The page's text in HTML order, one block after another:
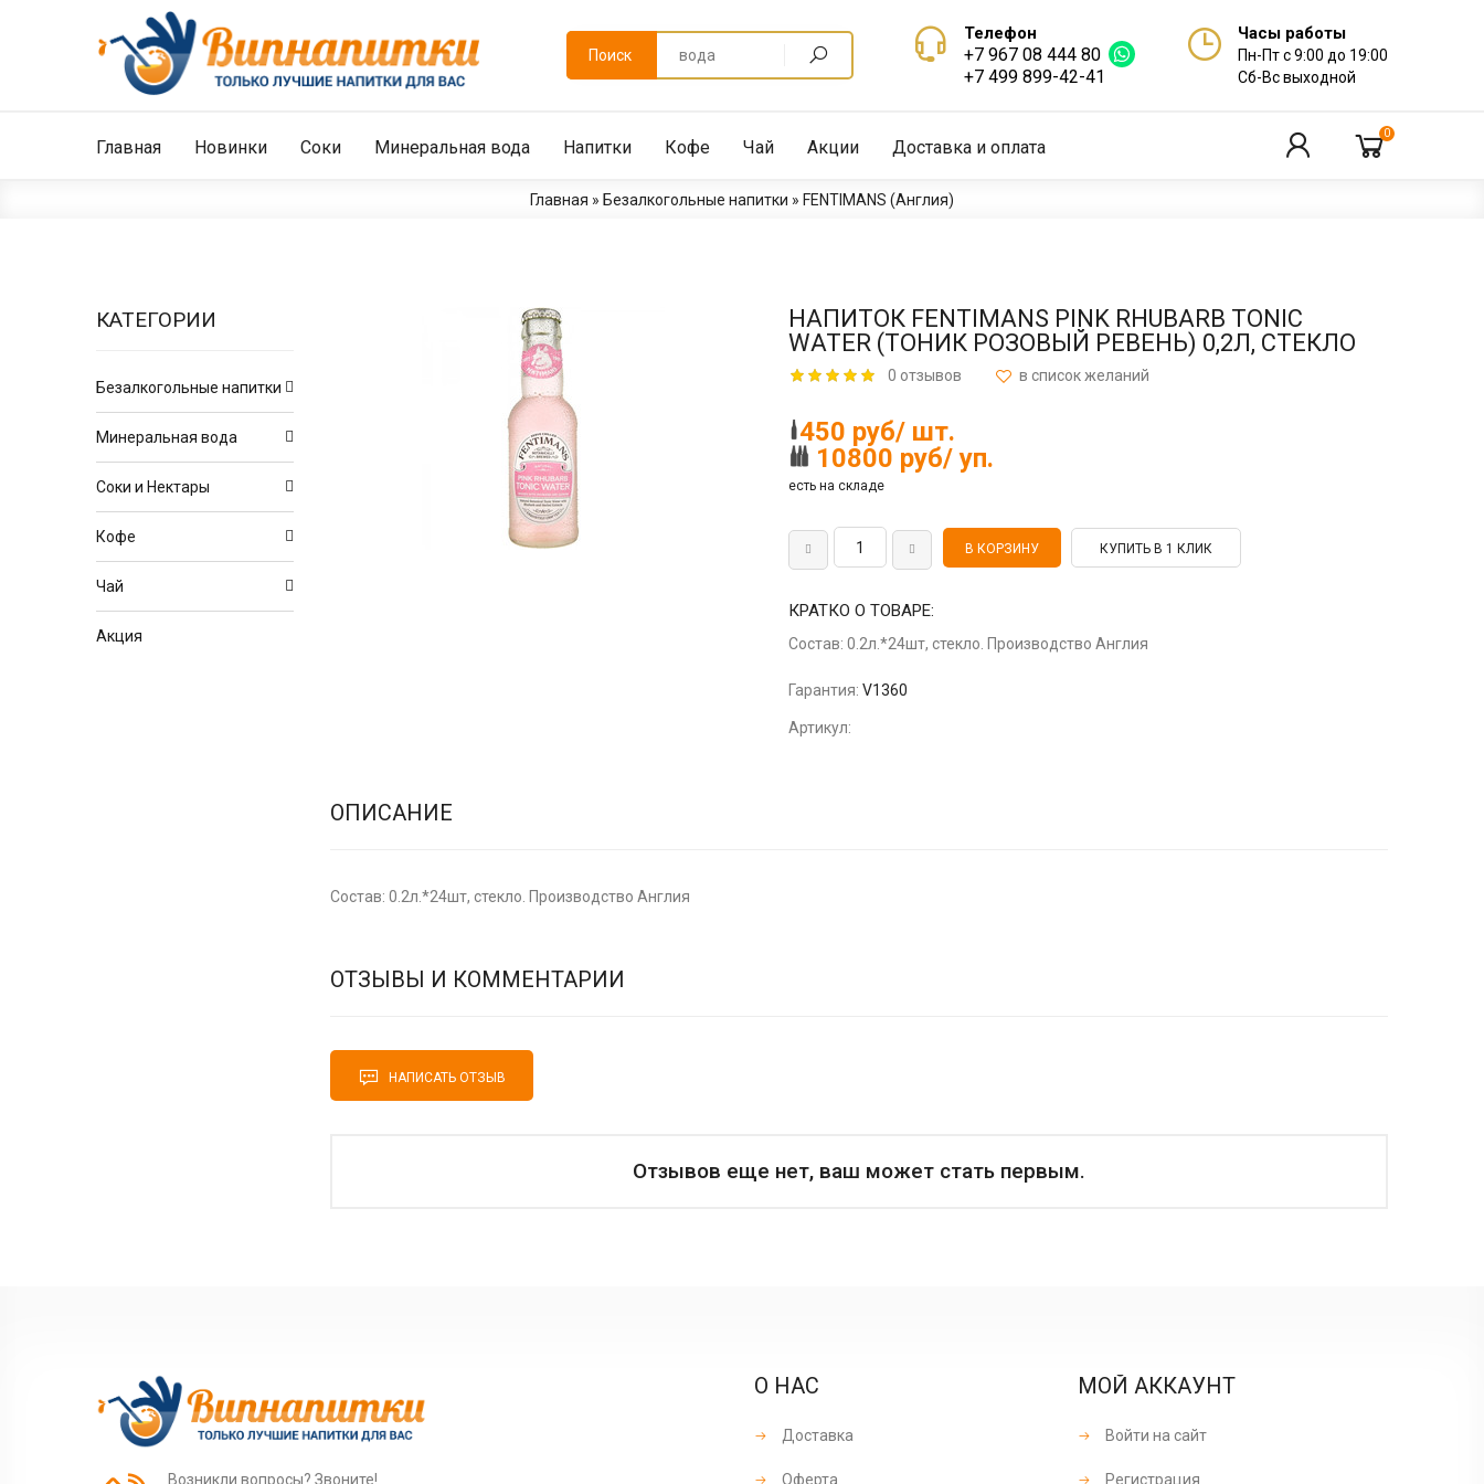
Телефон
+7 967 08 444 80
+7 499 899-42-41
Часы работы
Пн-Пт с 9:00 до 19:00
Сб-Вс выходной
Поиск
Главная Новинки Соки Минеральная вода Напитки Кофе Чай Акции Доставка и оплата
0
Главная » Безалкогольные напитки » FENTIMANS (Англия)
НАПИТОК FENTIMANS PINK RHUBARB TONIC
WATER (ТОНИК РОЗОВЫЙ РЕВЕНЬ) 0,2Л, СТЕКЛО
0 отзывов
450 руб/ шт.
10800 руб/ уп.
есть на складе
КУПИТЬ В 1 КЛИК
КРАТКО О ТОВАРЕ:
Состав: 0.2л.*24шт, стекло. Производство Англия
Гарантия: V1360
Артикул:
ОПИСАНИЕ
Состав: 0.2л.*24шт, стекло. Производство Англия
ОТЗЫВЫ И КОММЕНТАРИИ
НАПИСАТЬ ОТЗЫВ
Отзывов еще нет, ваш может стать первым.
КАТЕГОРИИ
Безалкогольные напитки
Минеральная вода
Соки и Нектары
Кофе
Чай
Акция
Возникли вопросы? Звоните!
О НАС
Доставка
Оферта
МОЙ АККАУНТ
Войти на сайт
Регистрация